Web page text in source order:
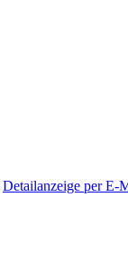
Detailanzeige per E-